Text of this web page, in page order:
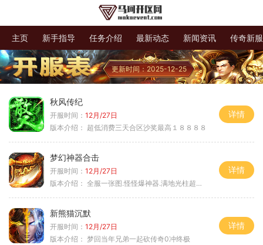
主页 新手指导 任务介绍 最新动态 新闻资讯 传奇新
更新时间：2025-12-25
秋风传纪
开服时间： 12月/27日
版本介绍： 超低消费三天合区沙奖最高１８８８８
详情
梦幻神器合击
开服时间： 12月/27日
版本介绍： 全服一张图.怪怪爆神器.满地光柱超激情
详情
新熊猫沉默
开服时间： 12月/27日
版本介绍： 梦回当年兄弟一起砍传奇0冲终极
详情